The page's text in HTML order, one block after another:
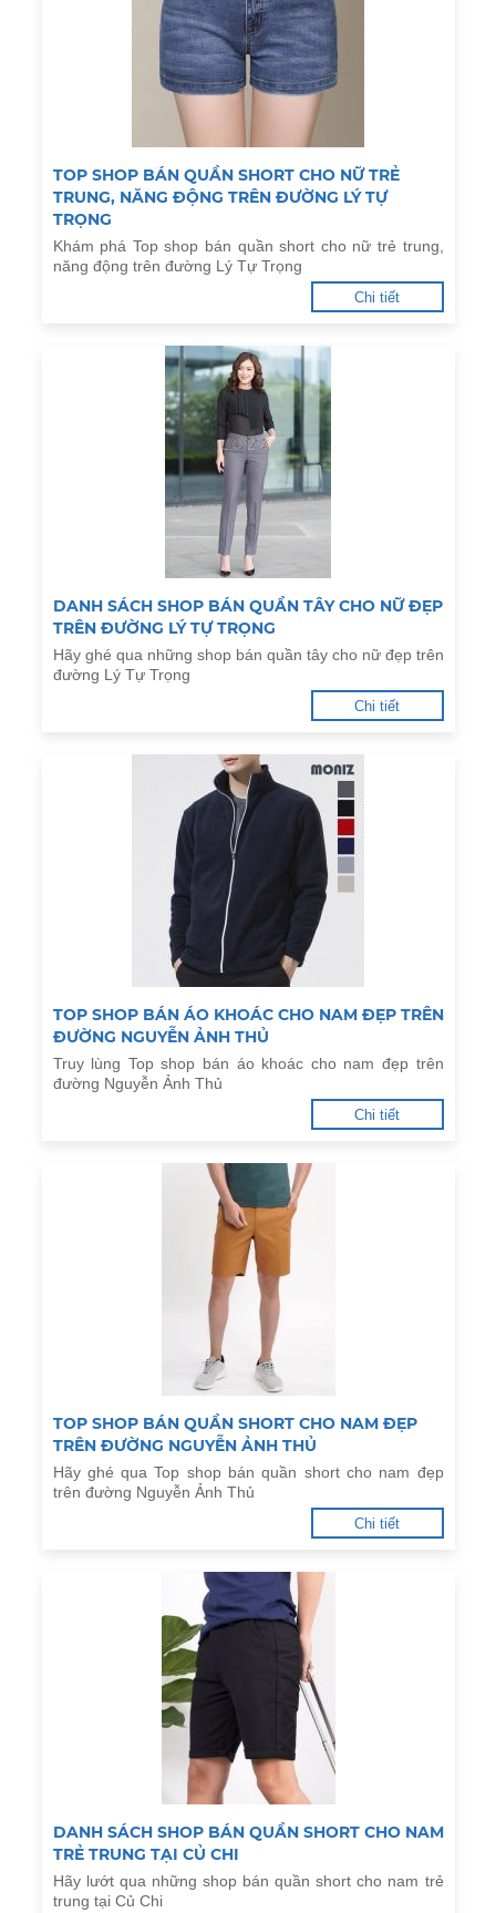
TOP SHOP BÁN QUẦN SHORT CHO NỮ TRẺ
TRUNG, NĂNG ĐỘNG TRÊN ĐƯỜNG LÝ TỰ
TRỌNG
Khám phá Top shop bán quần short cho nữ trẻ trung,
năng động trên đường Lý Tự Trọng
Chi tiết
DANH SÁCH SHOP BÁN QUẦN TÂY CHO NỮ ĐẸP
TRÊN ĐƯỜNG LÝ TỰ TRỌNG
Hãy ghé qua những shop bán quần tây cho nữ đẹp trên
đường Lý Tự Trọng
Chi tiết
TOP SHOP BÁN ÁO KHOÁC CHO NAM ĐẸP TRÊN
ĐƯỜNG NGUYỄN ẢNH THỦ
Truy lùng Top shop bán áo khoác cho nam đẹp trên
đường Nguyễn Ảnh Thủ
Chi tiết
TOP SHOP BÁN QUẦN SHORT CHO NAM ĐẸP
TRÊN ĐƯỜNG NGUYỄN ẢNH THỦ
Hãy ghé qua Top shop bán quần short cho nam đẹp
trên đường Nguyễn Ảnh Thủ
Chi tiết
DANH SÁCH SHOP BÁN QUẦN SHORT CHO NAM
TRẺ TRUNG TẠI CỦ CHI
Hãy lướt qua những shop bán quần short cho nam trẻ
trung tại Củ Chi